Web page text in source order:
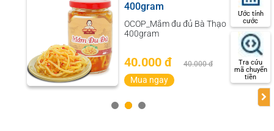
- 20kg
OCOP-Tranh đồng Bảy Tuyên -
20kg
7.500.000 đ 7.500.000 đ
Mua ngay
Ước tính
cước
Tra cứu
mã chuyển
tiền